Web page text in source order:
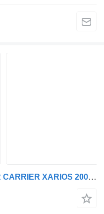
Fiat TALENTO KUHLKOFFER CARRIER XARIOS 200 -20C A/C